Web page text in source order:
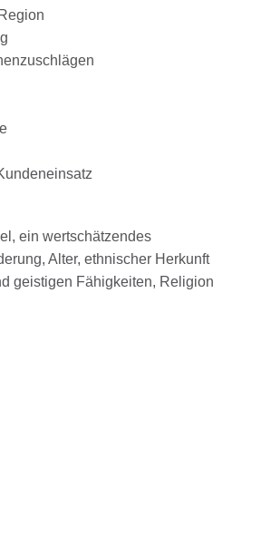
ein wertschätzendes
Alter, ethnischer Herkunft
geistigen Fähigkeiten, Religion